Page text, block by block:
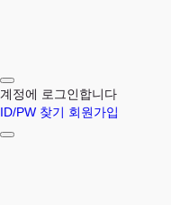
계정에 로그인합니다
ID/PW 찾기 회원가입